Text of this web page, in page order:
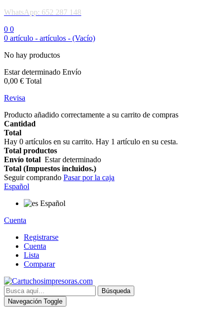
WhatsApp: 652 287 148
0 0
0 artículo - artículos - (Vacío)
No hay productos
Estar determinado Envío
0,00 € Total
Revisa
Producto añadido correctamente a su carrito de compras
Cantidad
Total
Hay 0 artículos en su carrito. Hay 1 artículo en su cesta.
Total productos
Envío total Estar determinado
Total (Impuestos incluidos.)
Seguir comprando Pasar por la caja
Español
Español
Cuenta
Registrarse
Cuenta
Lista
Comparar
Búsqueda
Navegación Toggle